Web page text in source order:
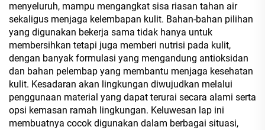
menyeluruh, mampu mengangkat sisa riasan tahan air
sekaligus menjaga kelembapan kulit. Bahan-bahan pilihan
yang digunakan bekerja sama tidak hanya untuk
membersihkan tetapi juga memberi nutrisi pada kulit,
dengan banyak formulasi yang mengandung antioksidan
dan bahan pelembap yang membantu menjaga kesehatan
kulit. Kesadaran akan lingkungan diwujudkan melalui
penggunaan material yang dapat terurai secara alami serta
opsi kemasan ramah lingkungan. Keluwesan lap ini
membuatnya cocok digunakan dalam berbagai situasi,